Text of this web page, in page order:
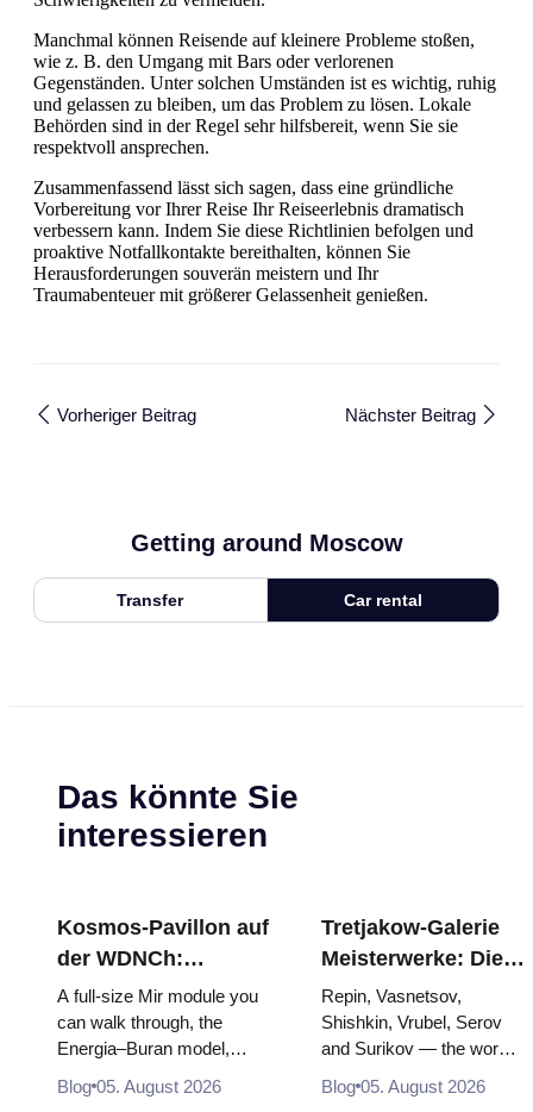
Manchmal können Reisende auf kleinere Probleme stoßen,
wie z. B. den Umgang mit Bars oder verlorenen
Gegenständen. Unter solchen Umständen ist es wichtig, ruhig
und gelassen zu bleiben, um das Problem zu lösen. Lokale
Behörden sind in der Regel sehr hilfsbereit, wenn Sie sie
respektvoll ansprechen.
Zusammenfassend lässt sich sagen, dass eine gründliche
Vorbereitung vor Ihrer Reise Ihr Reiseerlebnis dramatisch
verbessern kann. Indem Sie diese Richtlinien befolgen und
proaktive Notfallkontakte bereithalten, können Sie
Herausforderungen souverän meistern und Ihr
Traumabenteuer mit größerer Gelassenheit genießen.
Vorheriger Beitrag Nächster Beitrag
Getting around Moscow
Transfer Car rental
Das könnte Sie
interessieren
Kosmos-Pavillon auf
der WDNCh:
Russlands größte
Raumfahrtausstellung
von innen
A full-size Mir module you
can walk through, the
Energia–Buran model,
and 120 pieces of flight...
Blog 05. August 2026
Tretjakow-Galerie
Meisterwerke: Die
Gemälde, wegen
derer sich die Reise
lohnt
Repin, Vasnetsov,
Shishkin, Vrubel, Serov
and Surikov — the works
they hang, and why
Blog 05. August 2026